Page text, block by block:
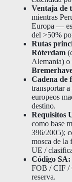
Ventaja de
mientras
Europa —
del >50%
Rutas
Róterdam
Alemania) o
Cadena de
transportar
europeos
destino.
Requisitos
como base
396/2005);
mosca de la
UE /
Código SA:
FOB / CIF
reserva.